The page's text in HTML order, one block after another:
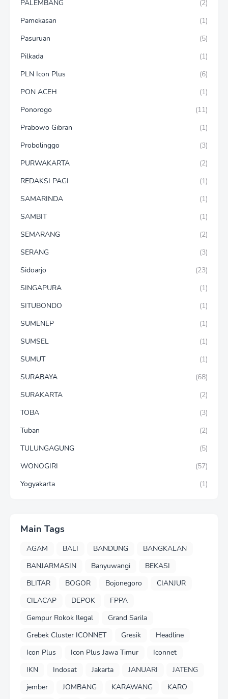
PALEMBANG
(2)
Pamekasan
(1)
Pasuruan
(5)
Pilkada
(1)
PLN Icon Plus
(6)
PON ACEH
(1)
Ponorogo
(11)
Prabowo Gibran
(1)
Probolinggo
(3)
PURWAKARTA
(2)
REDAKSI PAGI
(1)
SAMARINDA
(1)
SAMBIT
(1)
SEMARANG
(2)
SERANG
(3)
Sidoarjo
(23)
SINGAPURA
(1)
SITUBONDO
(1)
SUMENEP
(1)
SUMSEL
(1)
SUMUT
(1)
SURABAYA
(68)
SURAKARTA
(2)
TOBA
(3)
Tuban
(2)
TULUNGAGUNG
(5)
WONOGIRI
(57)
Yogyakarta
(1)
Main Tags
AGAM BALI BANDUNG
BANGKALAN
BANJARMASIN
Banyuwangi
BEKASI
BLITAR
BOGOR Bojonegoro
CIANJUR
CILACAP
DEPOK
FPPA
Gempur Rokok Ilegal
Grand Sarila
Grebek Cluster ICONNET
Gresik
Headline
Icon Plus
Icon Plus Jawa Timur
Iconnet
IKN
Indosat Jakarta JANUARI
JATENG
jember
JOMBANG KARAWANG
KARO